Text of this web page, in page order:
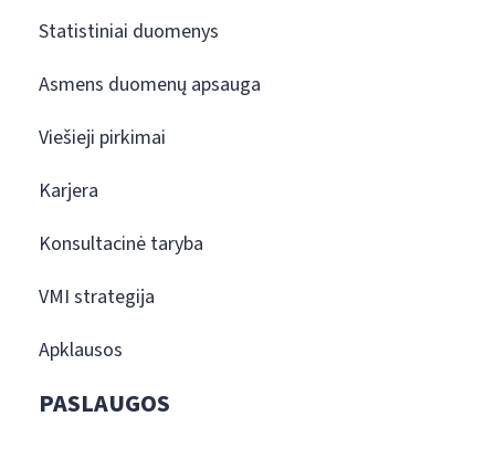
Statistiniai duomenys
Asmens duomenų apsauga
Viešieji pirkimai
Karjera
Konsultacinė taryba
VMI strategija
Apklausos
PASLAUGOS